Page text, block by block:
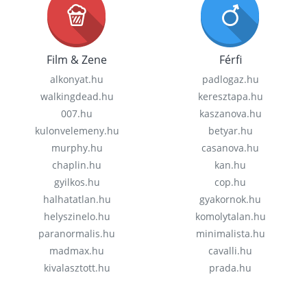
Film & Zene
alkonyat.hu
walkingdead.hu
007.hu
kulonvelemeny.hu
murphy.hu
chaplin.hu
gyilkos.hu
halhatatlan.hu
helyszinelo.hu
paranormalis.hu
madmax.hu
kivalasztott.hu
Férfi
padlogaz.hu
keresztapa.hu
kaszanova.hu
betyar.hu
casanova.hu
kan.hu
cop.hu
gyakornok.hu
komolytalan.hu
minimalista.hu
cavalli.hu
prada.hu